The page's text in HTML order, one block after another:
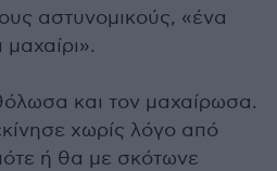
αστυνομικούς, «ένα
και τον μαχαίρωσα.
χωρίς λόγο από
ή θα με σκότωνε